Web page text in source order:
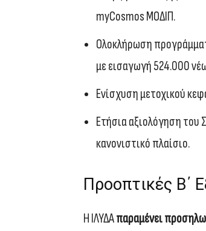
myCosmos ΜΟΔΙΠ.
Ολοκλήρωση
με εισαγωγή 524.000
Ενίσχυση μετοχικού
Ετήσια αξιολόγηση του
κανονιστικό πλαίσιο.
Προοπτικές Β΄
Η ΙΛΥΔΑπαραμένει